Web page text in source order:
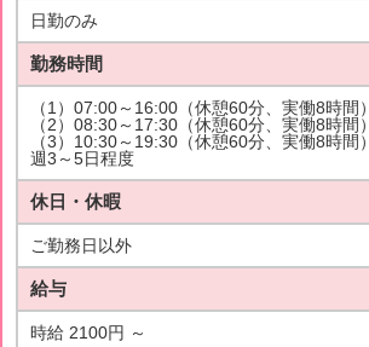
日勤のみ
勤務時間
（1）07:00～16:00（休憩60分、実働8時間）
（2）08:30～17:30（休憩60分、実働8時間）
（3）10:30～19:30（休憩60分、実働8時間）
週3～5日程度
休日・休暇
ご勤務日以外
給与
時給 2100円 ～